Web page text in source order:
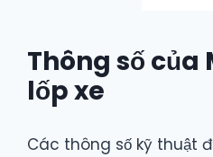
Thông số của
lốp xe
Các thông số kỹ thuật